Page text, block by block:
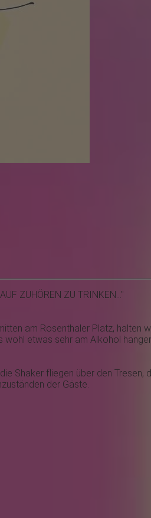
ZUHÖREN ZU TRINKEN..."
am Rosenthaler Platz, halten
etwas sehr am Alkohol
Shaker fliegen über den
der Gäste.